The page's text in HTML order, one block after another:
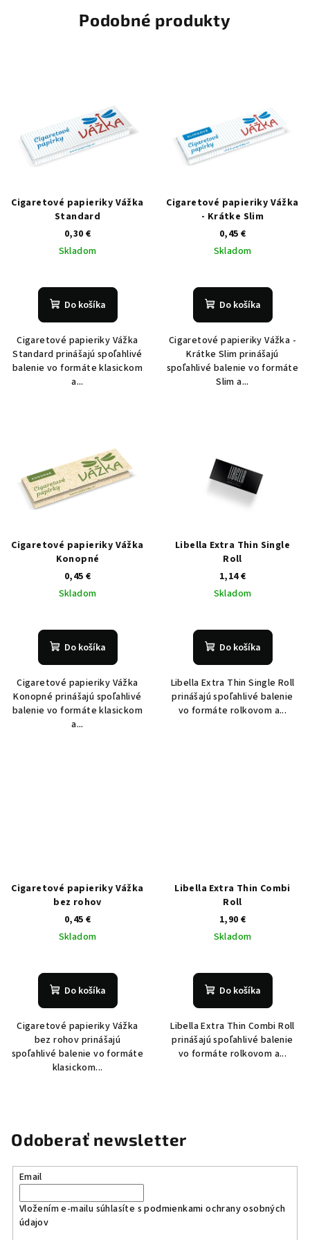
Podobné produkty
Cigaretové papieriky Vážka
Standard
0,30 €
Skladom
Do košíka
Cigaretové papieriky Vážka
Standard prinášajú spoľahlivé
balenie vo formáte klasickom
a...
Cigaretové papieriky Vážka
- Krátke Slim
0,45 €
Skladom
Do košíka
Cigaretové papieriky Vážka -
Krátke Slim prinášajú
spoľahlivé balenie vo formáte
Slim a...
Cigaretové papieriky Vážka
Konopné
0,45 €
Skladom
Do košíka
Cigaretové papieriky Vážka
Konopné prinášajú spoľahlivé
balenie vo formáte klasickom
a...
Libella Extra Thin Single
Roll
1,14 €
Skladom
Do košíka
Libella Extra Thin Single Roll
prinášajú spoľahlivé balenie
vo formáte rolkovom a...
Cigaretové papieriky Vážka
bez rohov
0,45 €
Skladom
Do košíka
Cigaretové papieriky Vážka
bez rohov prinášajú
spoľahlivé balenie vo formáte
klasickom...
Libella Extra Thin Combi
Roll
1,90 €
Skladom
Do košíka
Libella Extra Thin Combi Roll
prinášajú spoľahlivé balenie
vo formáte rolkovom a...
Odoberať newsletter
Email
Vložením e-mailu súhlasíte spodmienkami ochrany osobných
údajov